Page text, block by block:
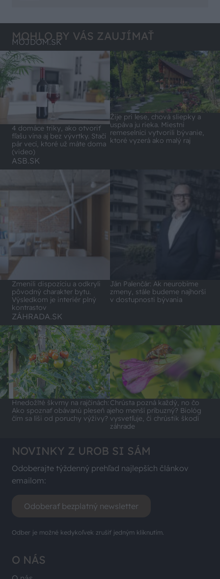
MOHLO BY VÁS ZAUJÍMAŤ
MÔJDOM.SK
4 domáce triky, ako otvoriť
fľašu vína aj bez vývrtky. Stačí
pár vecí, ktoré už máte doma
(video)
Žije pri lese, chová sliepky a
uspáva ju rieka. Miestni
remeselníci vytvorili bývanie,
ktoré vyzerá ako malý raj
ASB.SK
Zmenili dispozíciu a odkryli
pôvodný charakter bytu.
Výsledkom je interiér plný
kontrastov
Ján Palenčár: Ak neurobíme
zmeny, stále budeme najhorší
v dostupnosti bývania
ZÁHRADA.SK
Hnedožlté škvrny na rajčinách:
Ako spoznať obávanú pleseň a
čím sa líši od poruchy výživy?
Chrústa pozná každý, no čo
jeho menší príbuzný? Biológ
vysvetľuje, či chrústik škodí
záhrade
O NÁS
NOVINKY Z UROB SI SÁM
Odoberajte týždenný prehľad najlepších článkov
emailom:
Odoberať bezplatný newsletter
Odber je možné kedykoľvek zrušiť jedným kliknutím.